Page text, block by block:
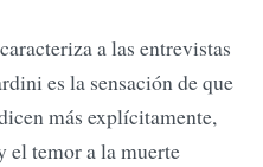
a las entrevistas
es la sensación de que
más explícitamente,
el temor a la muerte